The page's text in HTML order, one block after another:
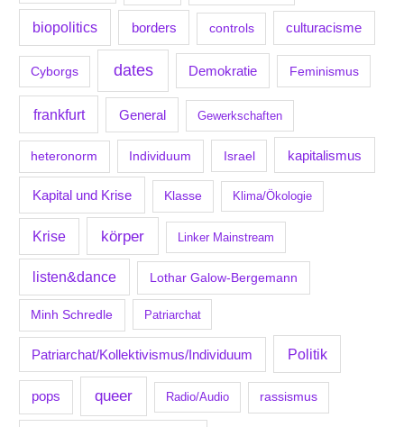
biopolitics borders controls culturacisme
Cyborgs dates Demokratie Feminismus
frankfurt General Gewerkschaften
heteronorm Individuum Israel kapitalismus
Kapital und Krise Klasse Klima/Ökologie
Krise körper Linker Mainstream
listen&dance Lothar Galow-Bergemann
Minh Schredle Patriarchat
Patriarchat/Kollektivismus/Individuum Politik
pops queer Radio/Audio rassismus